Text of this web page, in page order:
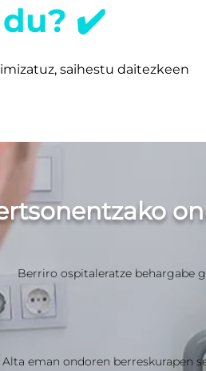
du? ✔️
saihestu daitezkeen
Berriro ospitaleratze behargabe
Alta eman ondoren berreskurapen